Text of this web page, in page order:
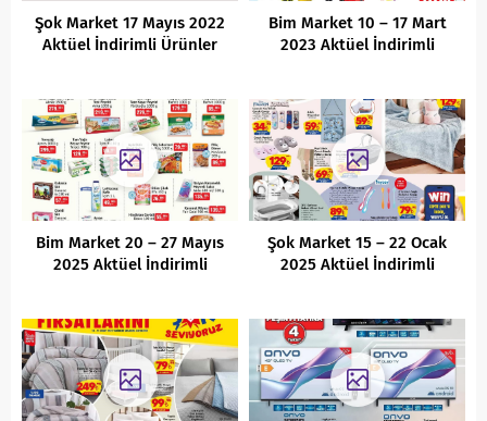
Şok Market 17 Mayıs 2022
Aktüel İndirimli Ürünler
Bim Market 10 – 17 Mart
2023 Aktüel İndirimli
Bim Market 20 – 27 Mayıs
2025 Aktüel İndirimli
Şok Market 15 – 22 Ocak
2025 Aktüel İndirimli